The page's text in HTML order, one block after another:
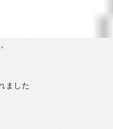
ました